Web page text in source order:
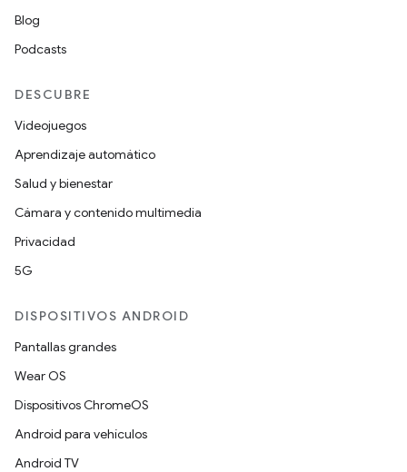
Blog
Podcasts
DESCUBRE
Videojuegos
Aprendizaje automático
Salud y bienestar
Cámara y contenido multimedia
Privacidad
5G
DISPOSITIVOS ANDROID
Pantallas grandes
Wear OS
Dispositivos ChromeOS
Android para vehículos
Android TV